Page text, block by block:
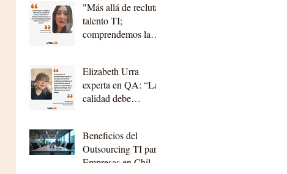
"Más allá de reclutar
talento TI;
comprendemos la
nuestros clientes,
construyendo
relaciones a largo
Elizabeth Urra
experta en QA: “La
calidad debe
planificación”
Beneficios del
Outsourcing TI para
Empresas en Chile: